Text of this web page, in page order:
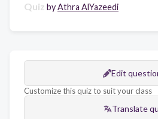
Quiz byAthra AlYazeedi
Edit
Customize this quiz to suit your class
Translate